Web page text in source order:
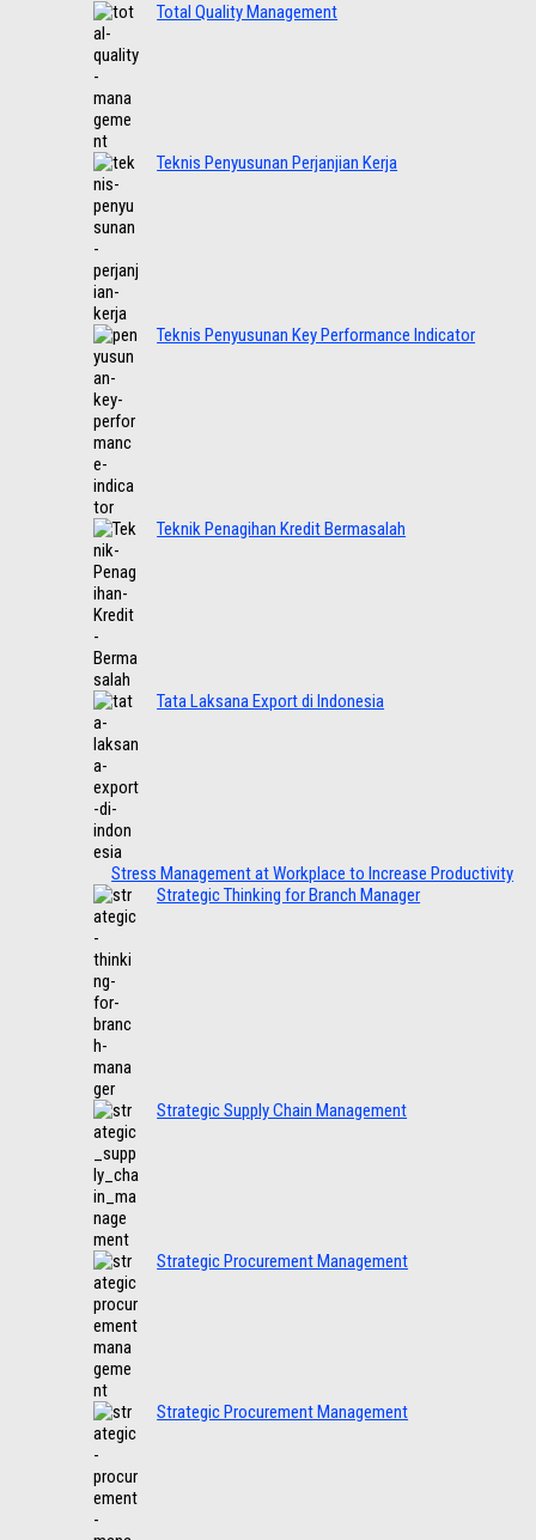
Total Quality Management
Teknis Penyusunan Perjanjian Kerja
Teknis Penyusunan Key Performance Indicator
Teknik Penagihan Kredit Bermasalah
Tata Laksana Export di Indonesia
Stress Management at Workplace to Increase Productivity
Strategic Thinking for Branch Manager
Strategic Supply Chain Management
Strategic Procurement Management
Strategic Procurement Management